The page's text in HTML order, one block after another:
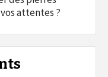
attentes ?